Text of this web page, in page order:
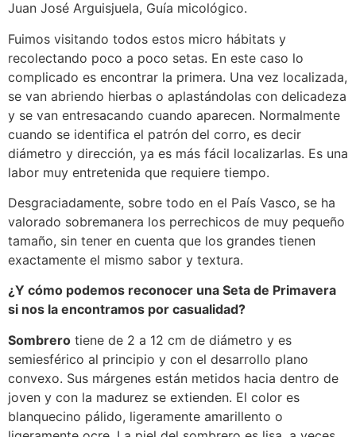
Juan José Arguisjuela, Guía micológico.
Fuimos visitando todos estos micro hábitats y
recolectando poco a poco setas. En este caso lo
complicado es encontrar la primera. Una vez localizada,
se van abriendo hierbas o aplastándolas con delicadeza
y se van entresacando cuando aparecen. Normalmente
cuando se identifica el patrón del corro, es decir
diámetro y dirección, ya es más fácil localizarlas. Es una
labor muy entretenida que requiere tiempo.
Desgraciadamente, sobre todo en el País Vasco, se ha
valorado sobremanera los perrechicos de muy pequeño
tamaño, sin tener en cuenta que los grandes tienen
exactamente el mismo sabor y textura.
¿Y cómo podemos reconocer una Seta de Primavera
si nos la encontramos por casualidad?
Sombrero tiene de 2 a 12 cm de diámetro y es
semiesférico al principio y con el desarrollo plano
convexo. Sus márgenes están metidos hacia dentro de
joven y con la madurez se extienden. El color es
blanquecino pálido, ligeramente amarillento o